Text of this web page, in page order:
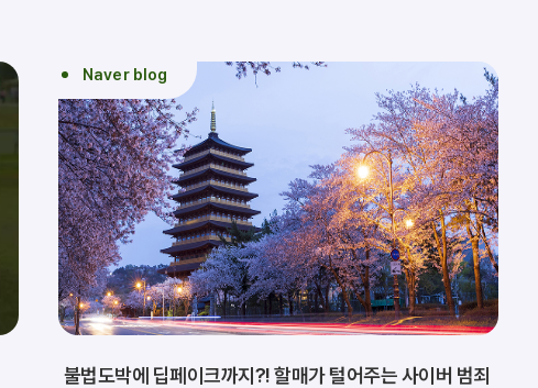
Naver blog
불법도박에 딥페이크까지?! 할매가 털어주는 사이버 범죄